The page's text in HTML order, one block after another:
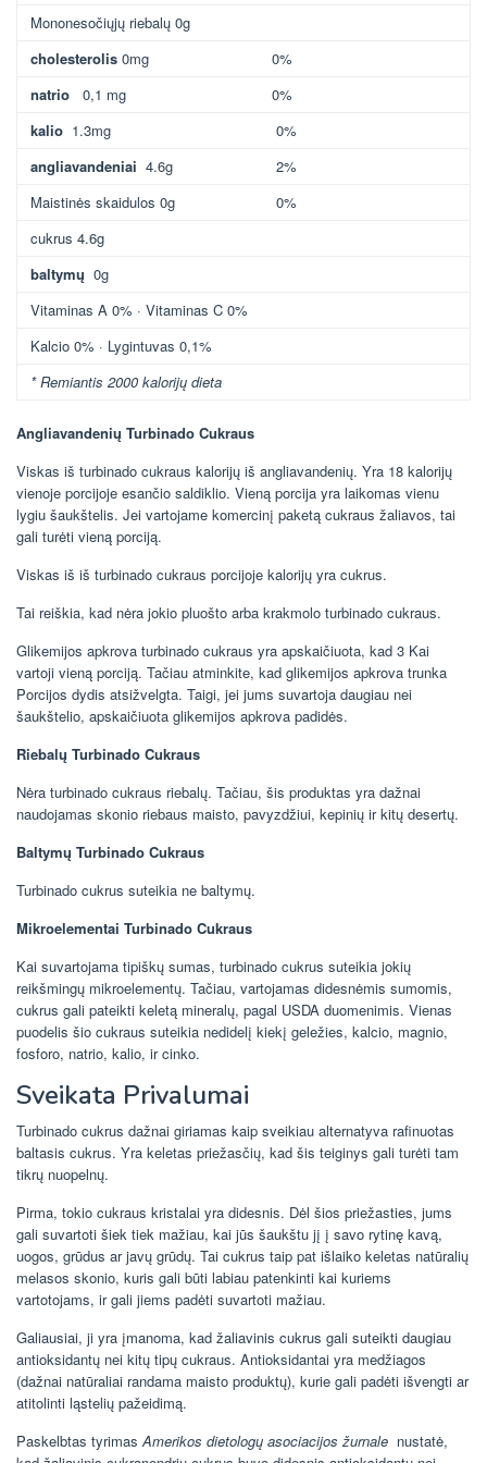
Mononesočiųjų riebalų 0g
cholesterolis 0mg
0%
natrio 0,1 mg
0%
kalio 1.3mg
0%
angliavandeniai 4.6g
2%
Maistinės skaidulos 0g
0%
cukrus 4.6g
baltymų 0g
Vitaminas A 0% · Vitaminas C 0%
Kalcio 0% · Lygintuvas 0,1%
* Remiantis 2000 kalorijų dieta
Angliavandenių Turbinado Cukraus
Viskas iš turbinado cukraus kalorijų iš angliavandenių. Yra 18 kalorijų
vienoje porcijoje esančio saldiklio. Vieną porcija yra laikomas vienu
lygiu šaukštelis. Jei vartojame komercinį paketą cukraus žaliavos, tai
gali turėti vieną porciją.
Viskas iš iš turbinado cukraus porcijoje kalorijų yra cukrus.
Tai reiškia, kad nėra jokio pluošto arba krakmolo turbinado cukraus.
Glikemijos apkrova turbinado cukraus yra apskaičiuota, kad 3 Kai
vartoji vieną porciją. Tačiau atminkite, kad glikemijos apkrova trunka
Porcijos dydis atsižvelgta. Taigi, jei jums suvartoja daugiau nei
šaukštelio, apskaičiuota glikemijos apkrova padidės.
Riebalų Turbinado Cukraus
Nėra turbinado cukraus riebalų. Tačiau, šis produktas yra dažnai
naudojamas skonio riebaus maisto, pavyzdžiui, kepinių ir kitų desertų.
Baltymų Turbinado Cukraus
Turbinado cukrus suteikia ne baltymų.
Mikroelementai Turbinado Cukraus
Kai suvartojama tipiškų sumas, turbinado cukrus suteikia jokių
reikšmingų mikroelementų. Tačiau, vartojamas didesnėmis sumomis,
cukrus gali pateikti keletą mineralų, pagal USDA duomenimis. Vienas
puodelis šio cukraus suteikia nedidelį kiekį geležies, kalcio, magnio,
fosforo, natrio, kalio, ir cinko.
Sveikata Privalumai
Turbinado cukrus dažnai giriamas kaip sveikiau alternatyva rafinuotas
baltasis cukrus. Yra keletas priežasčių, kad šis teiginys gali turėti tam
tikrų nuopelnų.
Pirma, tokio cukraus kristalai yra didesnis. Dėl šios priežasties, jums
gali suvartoti šiek tiek mažiau, kai jūs šaukštu jį į savo rytinę kavą,
uogos, grūdus ar javų grūdų. Tai cukrus taip pat išlaiko keletas natūralių
melasos skonio, kuris gali būti labiau patenkinti kai kuriems
vartotojams, ir gali jiems padėti suvartoti mažiau.
Galiausiai, ji yra įmanoma, kad žaliavinis cukrus gali suteikti daugiau
antioksidantų nei kitų tipų cukraus. Antioksidantai yra medžiagos
(dažnai natūraliai randama maisto produktų), kurie gali padėti išvengti ar
atitolinti ląstelių pažeidimą.
Paskelbtas tyrimasAmerikos dietologų asociacijos žurnale nustatė,